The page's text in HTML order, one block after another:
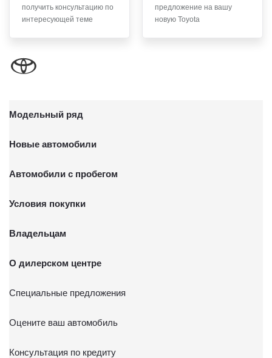
письменного заявления Обществу заказным почтовым
ТПЗ «Алтуфьево», вл. 5, стр. 1.
получить консультацию по
интересующей теме
предложение на вашу
новую Toyota
Модельный ряд
Новые автомобили
Автомобили с пробегом
Условия покупки
Владельцам
О дилерском центре
Специальные предложения
Оцените ваш автомобиль
Консультация по кредиту